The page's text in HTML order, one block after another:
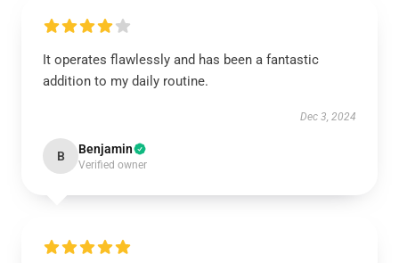
It operates flawlessly and has been a fantastic
addition to my daily routine.
Dec 3, 2024
B Benjamin
Verified owner